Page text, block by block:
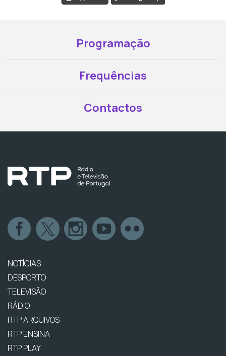
Programação
Frequências
Contactos
NOTÍCIAS
DESPORTO
TELEVISÃO
RÁDIO
RTP ARQUIVOS
RTP ENSINA
RTP PLAY